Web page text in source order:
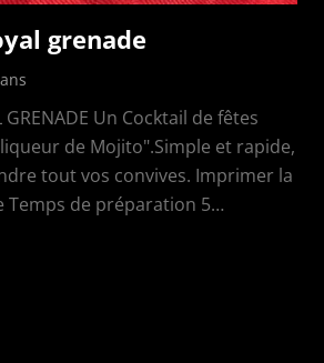
grenade
GRENADE Un Cocktail de fêtes
de Mojito".Simple et rapide,
tout vos convives. Imprimer la
Temps de préparation 5…